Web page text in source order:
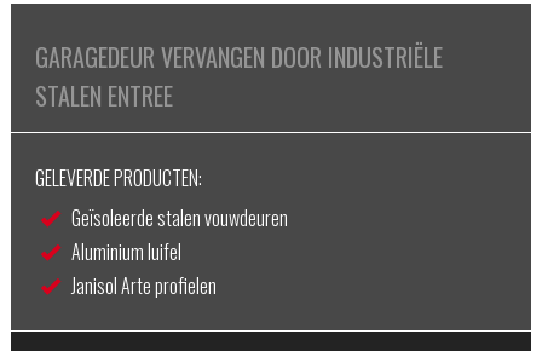
GARAGEDEUR VERVANGEN DOOR INDUSTRIËLE
STALEN ENTREE
GELEVERDE PRODUCTEN:
Geïsoleerde stalen vouwdeuren
Aluminium luifel
Janisol Arte profielen